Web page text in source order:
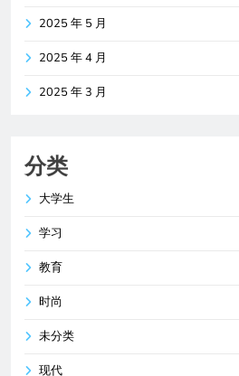
2025 年 5 月
2025 年 4 月
2025 年 3 月
分类
大学生
学习
教育
时尚
未分类
现代